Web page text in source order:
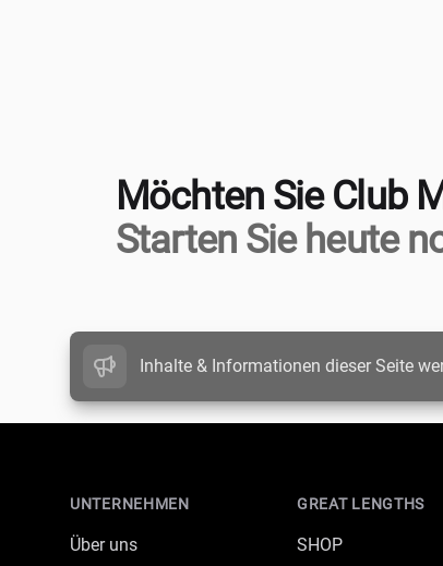
Möchten Sie Club
Starten Sie heute
Inhalte & Informationen dieser Seite
UNTERNEHMEN
Über uns
GREAT LENGTHS
SHOP